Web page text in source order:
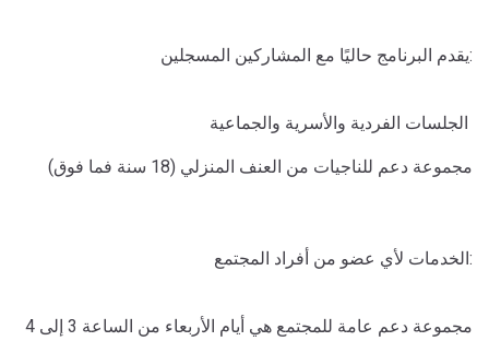
يقدم البرنامج حاليًا مع المشاركين المسجلين:
مجموعة دعم للناجيات من العنف المنزلي (18 سنة فما فوق)
الخدمات لأي عضو من أفراد المجتمع:
مجموعة دعم عامة للمجتمع هي أيام الأربعاء من الساعة 3 إلى 4